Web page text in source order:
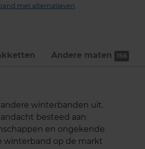
met alternatieven
Andere maten 156
winterbanden uit.
besteed aan
en ongekende
winterband op de markt